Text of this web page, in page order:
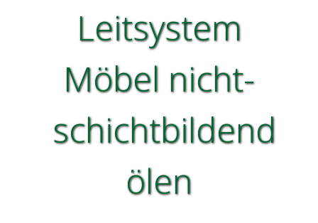
Leitsystem
Möbel nicht-
schichtbildend
ölen